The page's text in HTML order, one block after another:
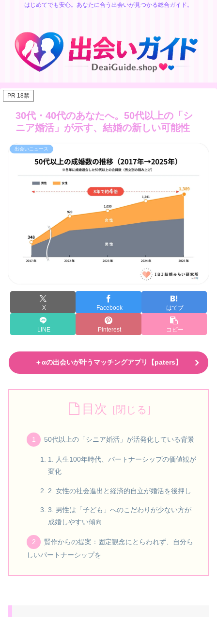
はじめてでも安心。あなたに合う出会いが見つかる総合ガイド。
PR 18禁
30代・40代のあなたへ。50代以上の「シ
ニア婚活」が示す、結婚の新しい可能性
出会いニュース
X Facebook はてブ
LINE Pinterest コピー
＋αの出会いが叶うマッチングアプリ【paters】
目次
50代以上の「シニア婚活」が活発化している背景
1. 人生100年時代、パートナーシップの価値観が
変化
2. 女性の社会進出と経済的自立が婚活を後押し
3. 男性は「子ども」へのこだわりが少ない方が
成婚しやすい傾向
賢作からの提案：固定観念にとらわれず、自分ら
しいパートナーシップを